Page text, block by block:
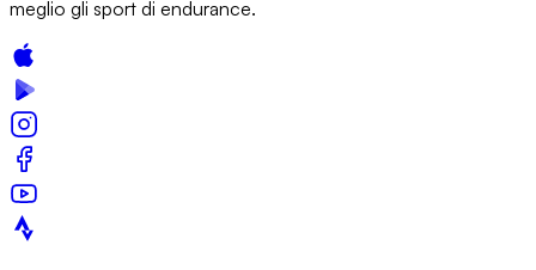
meglio gli sport di endurance.